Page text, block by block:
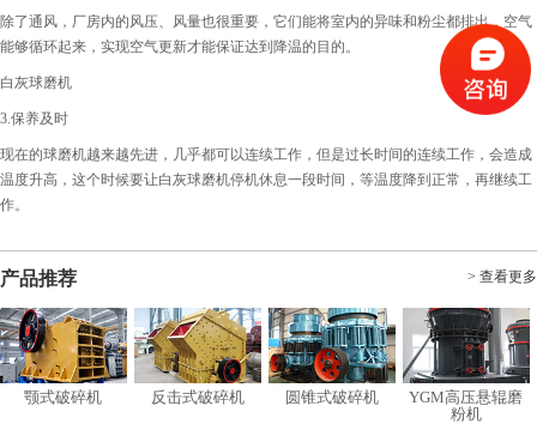
除了通风，厂房内的风压、风量也很重要，它们能将室内的异味和粉尘都排出，空气
能够循环起来，实现空气更新才能保证达到降温的目的。
白灰球磨机
3.保养及时
现在的球磨机越来越先进，几乎都可以连续工作，但是过长时间的连续工作，会造成
温度升高，这个时候要让白灰球磨机停机休息一段时间，等温度降到正常，再继续工
作。
产品推荐 > 查看更多
颚式破碎机 反击式破碎机 圆锥式破碎机
YGM高压悬辊磨
粉机